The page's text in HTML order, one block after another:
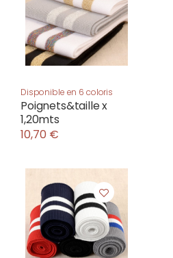
Disponible en 6 coloris
Poignets&taille x
1,20mts
10,70 €